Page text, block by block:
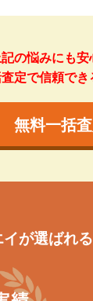
の悩みにも安
定で信頼でき
無料一括
イが選ばれ